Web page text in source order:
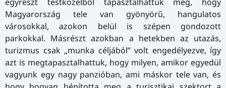
Magyarország tele van gyönyörű, hangulatos
városokkal, azokon belül is szépen gondozott
parkokkal. Másrészt azokban a hetekben az utazás,
turizmus csak „munka céljából” volt engedélyezve, így
azt is megtapasztalhattuk, hogy milyen, amikor egyedül
vagyunk egy nagy panzióban, ami máskor tele van, és